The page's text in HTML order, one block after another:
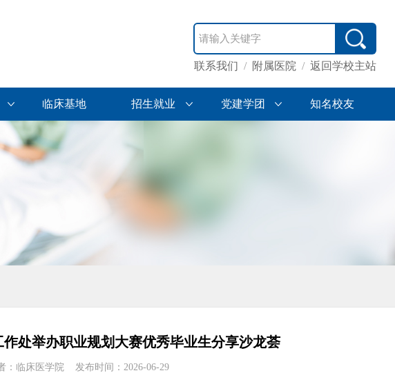
返回学校主站
/
附属医院
/
联系我们
临床基地 招生就业 党建学团 知名校友
处举办职业规划大赛优秀毕业生分享沙龙荟
：临床医学院 发布时间：2026-06-29